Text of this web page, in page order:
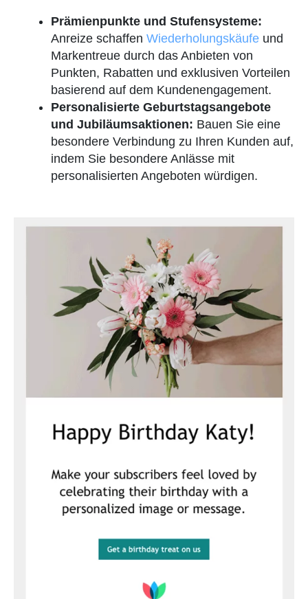
Prämienpunkte und Stufensysteme:
Anreize schaffen Wiederholungskäufe und
Markentreue durch das Anbieten von
Punkten, Rabatten und exklusiven Vorteilen
basierend auf dem Kundenengagement.
Personalisierte Geburtstagsangebote
und Jubiläumsaktionen: Bauen Sie eine
besondere Verbindung zu Ihren Kunden auf,
indem Sie besondere Anlässe mit
personalisierten Angeboten würdigen.